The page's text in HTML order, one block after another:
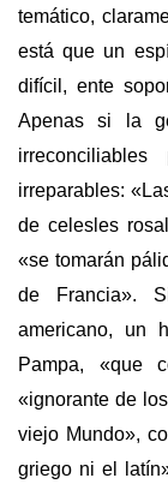
temático,
está que un
difícil, ente
Apenas si la
irreparables:
de celesles
«se tomarán
de Francia».
americano, un
Pampa, «que
«ignorante de
viejo Mundo»,
griego ni el